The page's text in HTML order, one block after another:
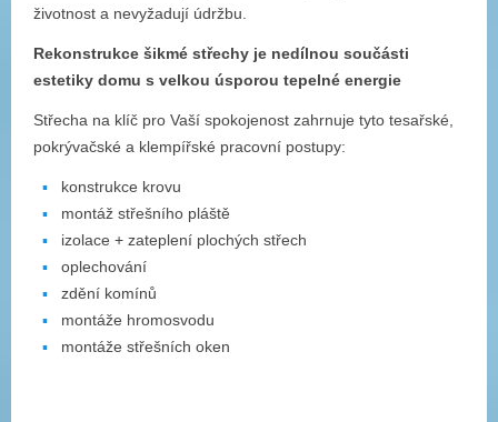
životnost a nevyžadují údržbu.
Rekonstrukce šikmé střechy je nedílnou součásti
estetiky domu s velkou úsporou tepelné energie
Střecha na klíč pro Vaší spokojenost zahrnuje tyto tesařské,
pokrývačské a klempířské pracovní postupy:
konstrukce krovu
montáž střešního pláště
izolace + zateplení plochých střech
oplechování
zdění komínů
montáže hromosvodu
montáže střešních oken